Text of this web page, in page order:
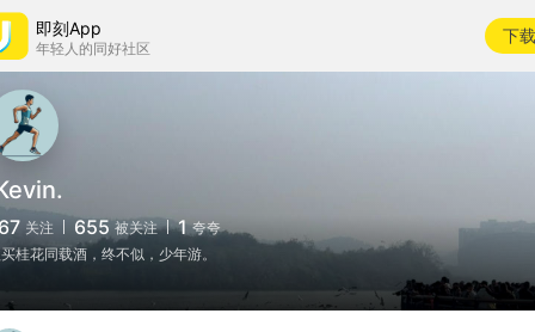
即刻App
年轻人的同好社区
下载
关注 655 被关注 1 夸夸
桂花同载酒，终不似，少年游。